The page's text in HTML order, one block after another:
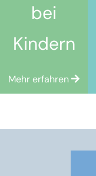
bei
Kindern
Mehr erfahren